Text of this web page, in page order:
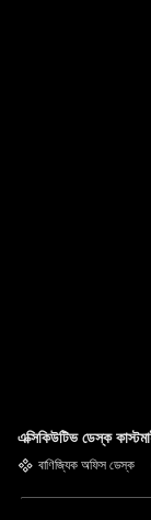
এক্সিকিউটিভ ডেস্ক
বাণিজ্যিক অফিস ডেস্ক